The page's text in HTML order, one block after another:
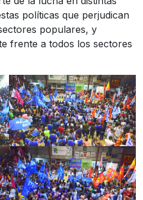
políticas que perjudican
populares, y
frente a todos los sectores